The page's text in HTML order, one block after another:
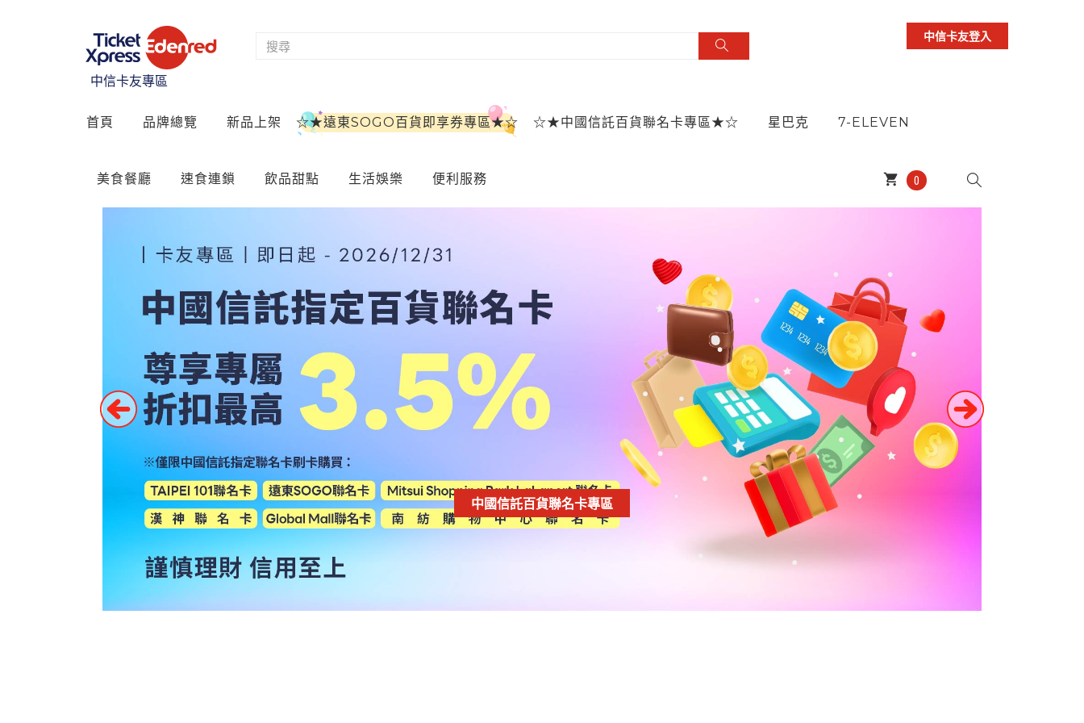
中信卡友專區
中信卡友登入
首頁 品牌總覽 新品上架 ☆★遠東SOGO百貨即享券專區★☆ ☆★中國信託百貨聯名卡專區★☆ 星巴克 7-ELEVEN
美食餐廳 速食連鎖 飲品甜點 生活娛樂 便利服務 shopping_cart 0
中國信託百貨聯名卡專區